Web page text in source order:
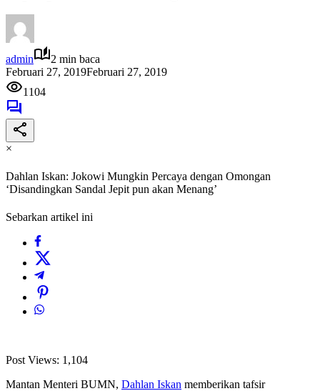
admin
2 min baca
Februari 27, 2019Februari 27, 2019
1104
×
Dahlan Iskan: Jokowi Mungkin Percaya dengan Omongan
‘Disandingkan Sandal Jepit pun akan Menang’
Sebarkan artikel ini
Post Views: 1,104
Mantan Menteri BUMN, Dahlan Iskan memberikan tafsir